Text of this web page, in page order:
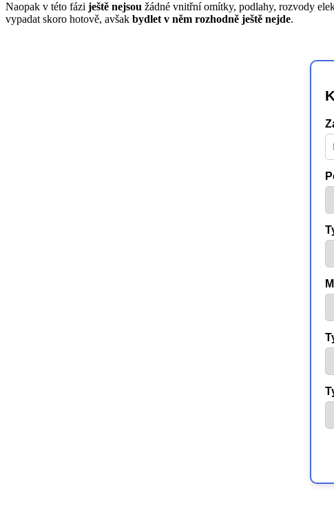
Naopak v této fázi ještě nejsou žádné vnitřní omítky, podlahy, rozvody
vypadat skoro hotově, avšak bydlet v něm rozhodně ještě nejde.